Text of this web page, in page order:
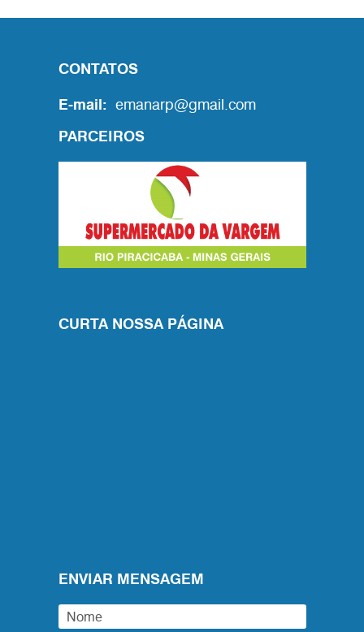
CONTATOS
E-mail: emanarp@gmail.com
PARCEIROS
CURTA NOSSA PÁGINA
ENVIAR MENSAGEM